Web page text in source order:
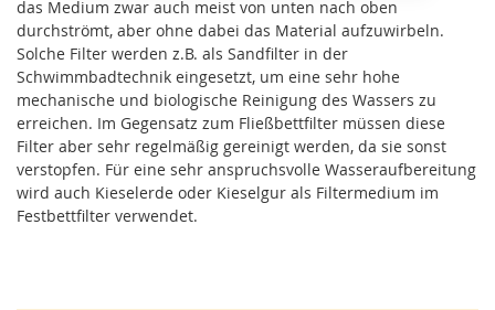
das Medium zwar auch meist von unten nach oben
durchströmt, aber ohne dabei das Material aufzuwirbeln.
Solche Filter werden z.B. als Sandfilter in der
Schwimmbadtechnik eingesetzt, um eine sehr hohe
mechanische und biologische Reinigung des Wassers zu
erreichen. Im Gegensatz zum Fließbettfilter müssen diese
Filter aber sehr regelmäßig gereinigt werden, da sie sonst
verstopfen. Für eine sehr anspruchsvolle Wasseraufbereitung
wird auch Kieselerde oder Kieselgur als Filtermedium im
Festbettfilter verwendet.